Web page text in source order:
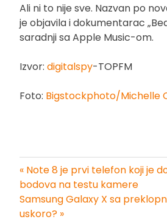
Ali ni to nije sve. Nazvan po
je objavila i dokumentarac
saradnji sa Apple Music-om.
Izvor: digitalspy-TOPFM
Foto: Bigstockphoto/Michelle
Kretanje
članka
« Note 8 je prvi telefon koji je
bodova na testu kamere
Samsung Galaxy X sa
uskoro? »